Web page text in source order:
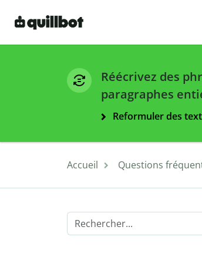
Réécrivez des
paragraphes
Reformuler des
Accueil Questions